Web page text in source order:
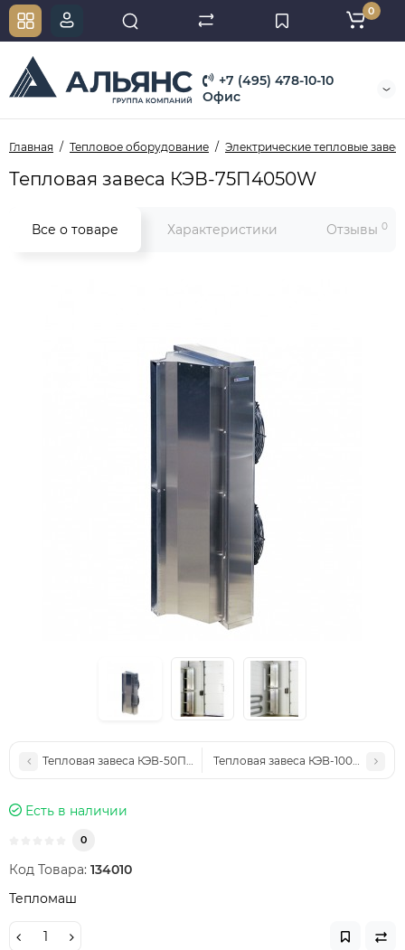
+7 (495) 478-10-10
Офис
0
Главная Тепловое оборудование Электрические тепловые
Тепловая завеса КЭВ-75П4050W
Все о товаре Характеристики Отзывы 0
Тепловая завеса КЭВ-50П6111WТепловая завеса КЭВ-100П4060W
Есть в наличии
0
Код Товара: 134010
Тепломаш